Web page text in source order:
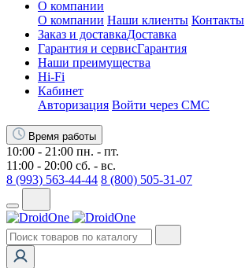
О компании
О компании Наши клиенты Контакты
Заказ и доставкаДоставка
Гарантия и сервисГарантия
Наши преимущества
Hi-Fi
Кабинет
Авторизация Войти через СМС
Время работы
10:00 - 21:00 пн. - пт.
11:00 - 20:00 сб. - вс.
8 (993) 563-44-44 8 (800) 505-31-07